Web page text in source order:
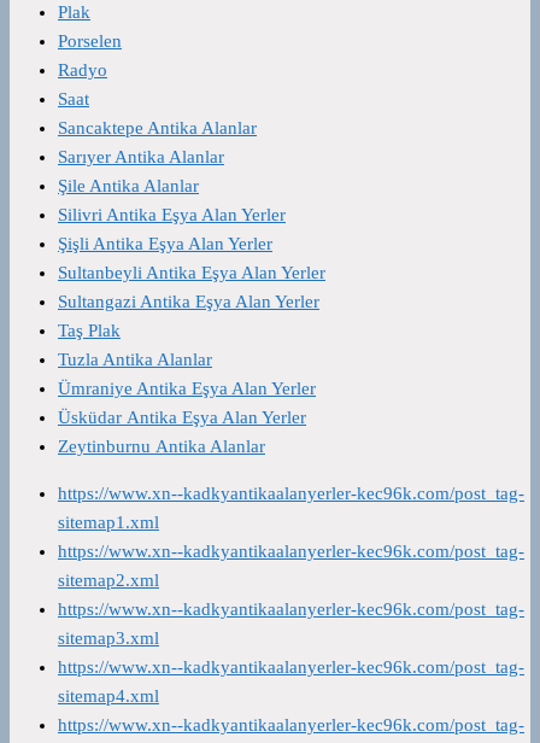
Plak
Porselen
Radyo
Saat
Sancaktepe Antika Alanlar
Sarıyer Antika Alanlar
Şile Antika Alanlar
Silivri Antika Eşya Alan Yerler
Şişli Antika Eşya Alan Yerler
Sultanbeyli Antika Eşya Alan Yerler
Sultangazi Antika Eşya Alan Yerler
Taş Plak
Tuzla Antika Alanlar
Ümraniye Antika Eşya Alan Yerler
Üsküdar Antika Eşya Alan Yerler
Zeytinburnu Antika Alanlar
https://www.xn--kadkyantikaalanyerler-kec96k.com/post_tag-
sitemap1.xml
https://www.xn--kadkyantikaalanyerler-kec96k.com/post_tag-
sitemap2.xml
https://www.xn--kadkyantikaalanyerler-kec96k.com/post_tag-
sitemap3.xml
https://www.xn--kadkyantikaalanyerler-kec96k.com/post_tag-
sitemap4.xml
https://www.xn--kadkyantikaalanyerler-kec96k.com/post_tag-